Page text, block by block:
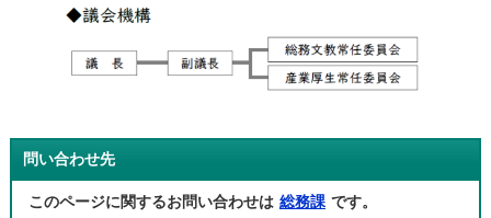
問い合わせ先
このページに関するお問い合わせは 総務課 です。